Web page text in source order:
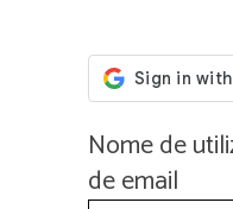
Nome de
de email